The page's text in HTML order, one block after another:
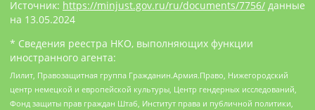
Источник: https://minjust.gov.ru/ru/documents/7756/ данные
на 13.05.2024
* Сведения реестра НКО, выполняющих функции
иностранного агента:
Лилит, Правозащитная группа Гражданин.Армия.Право, Нижегородский
центр немецкой и европейской культуры, Центр гендерных исследований,
Фонд защиты прав граждан Штаб, Институт права и публичной политики,